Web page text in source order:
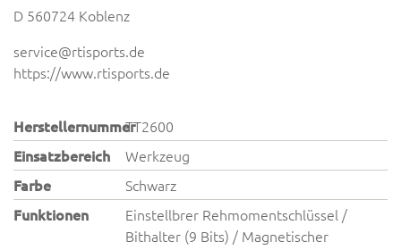
D 560724 Koblenz
service@rtisports.de
https://www.rtisports.de
HerstellernummerTT2600
Einsatzbereich
Werkzeug
Farbe
Schwarz
Funktionen
Einstellbrer Rehmomentschlüssel /
Bithalter (9 Bits) / Magnetischer